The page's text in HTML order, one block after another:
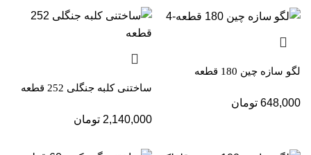
لگو سازه چین 180 قطعه
648,000 تومان
ساختنی کلبه جنگلی 252 قطعه
2,140,000 تومان